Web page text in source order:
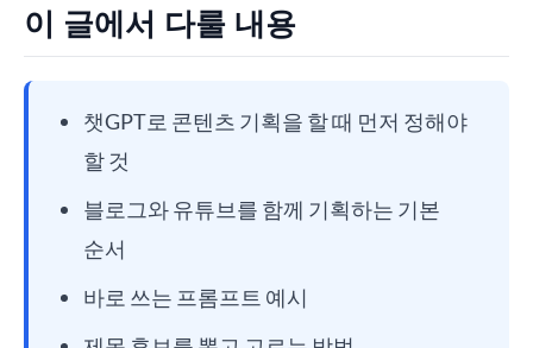
이 글에서 다룰 내용
챗GPT로 콘텐츠 기획을 할 때 먼저 정해야
할 것
블로그와 유튜브를 함께 기획하는 기본
순서
바로 쓰는 프롬프트 예시